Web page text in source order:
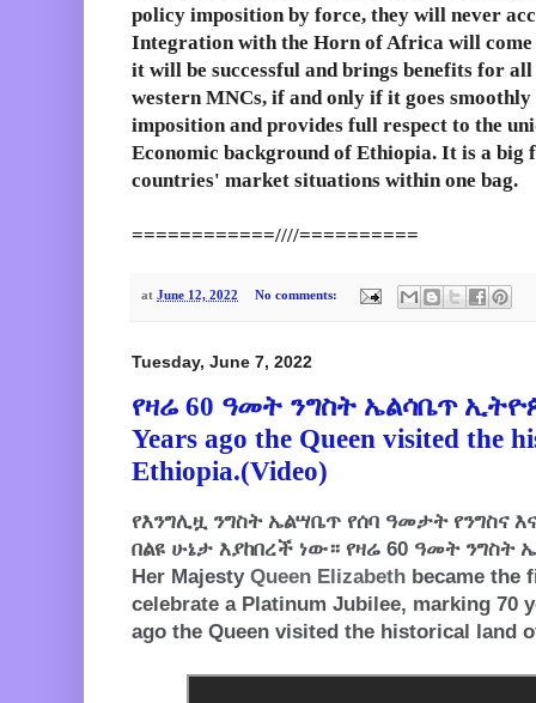
policy imposition by force, they will never
Integration with the Horn of Africa will
it will be successful and brings benefits for
western MNCs, if and only if it goes
imposition and provides full respect to the
Economic background of Ethiopia. It is a
countries' market situations within one bag.
============////==========
at June 12, 2022 No comments:
Tuesday, June 7, 2022
የዛሬ 60 ዓመት ንግስት ኤልሳቤጥ
Years ago the Queen visited the
Ethiopia.(Video)
የእንግሊዟ ንግስት ኤልሣቤጥ የሰባ ዓመታት የንግስና
በልዩ ሁኔታ እያከበረች ነው። የዛሬ 60 ዓመት
Her Majesty Queen Elizabeth became the
celebrate a Platinum Jubilee, marking 70
ago the Queen visited the historical land